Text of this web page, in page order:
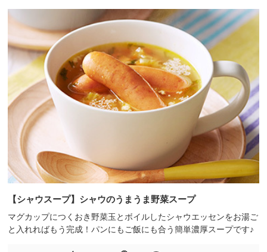
【シャウスープ】シャウのうまうま野菜スープ
マグカップにつくおき野菜玉とボイルしたシャウエッセンをお湯ご
と入れればもう完成！パンにもご飯にも合う簡単濃厚スープです♪